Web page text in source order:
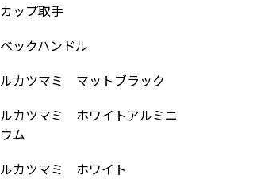
カップ取手
ベックハンドル
ルカツマミ マットブラック
ルカツマミ ホワイトアルミニ
ウム
ルカツマミ ホワイト